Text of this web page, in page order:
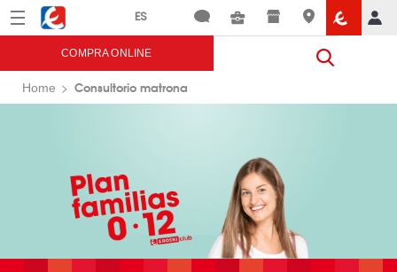
Menú Eroski
COMPRA ONLINE
Home Consultorio matrona